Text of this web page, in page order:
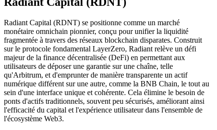
Radiant Capital (RDNT) se positionne comme un marché
monétaire omnichain pionnier, conçu pour unifier la liquidité
fragmentée à travers des réseaux blockchain disparates. Construit
sur le protocole fondamental LayerZero, Radiant relève un défi
majeur de la finance décentralisée (DeFi) en permettant aux
utilisateurs de déposer une garantie sur une chaîne, telle
qu'Arbitrum, et d'emprunter de manière transparente un actif
numérique différent sur une autre, comme la BNB Chain, le tout au
sein d'une interface unique et cohérente. Cela élimine le besoin de
ponts d'actifs traditionnels, souvent peu sécurisés, améliorant ainsi
l'efficacité du capital et l'expérience utilisateur dans l'ensemble de
l'écosystème Web3.